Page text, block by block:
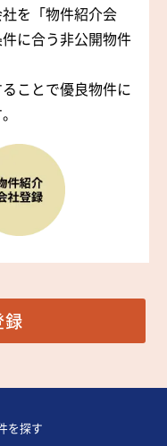
を「物件紹介会
に合う非公開物件
ことで優良物件に
録
を探す